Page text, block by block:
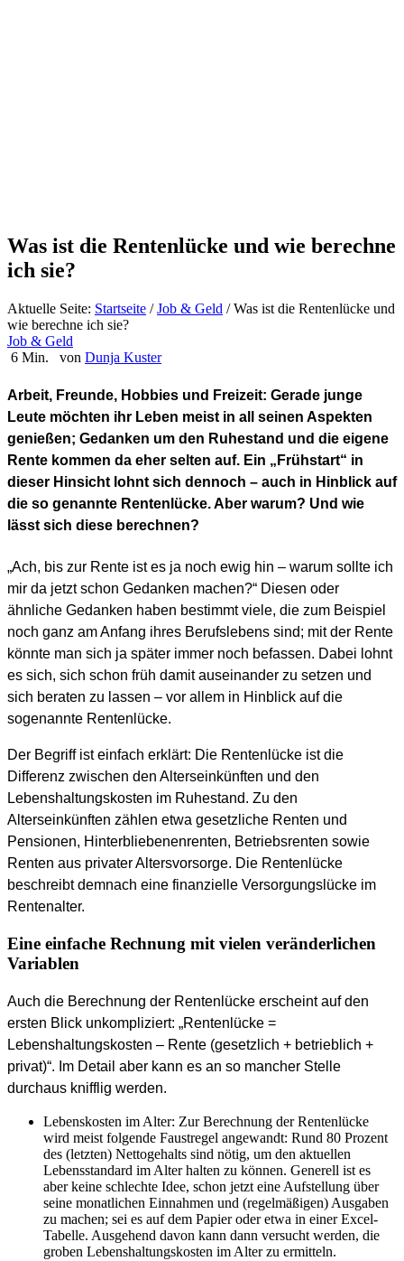
Was ist die Rentenlücke und wie berechne
ich sie?
Aktuelle Seite: Startseite / Job & Geld /Was ist die Rentenlücke und
wie berechne ich sie?
Job & Geld
6 Min.
von Dunja Kuster
Arbeit, Freunde, Hobbies und Freizeit: Gerade junge
Leute möchten ihr Leben meist in all seinen Aspekten
genießen; Gedanken um den Ruhestand und die eigene
Rente kommen da eher selten auf. Ein „Frühstart“ in
dieser Hinsicht lohnt sich dennoch – auch in Hinblick auf
die so genannte Rentenlücke. Aber warum? Und wie
lässt sich diese berechnen?
„Ach, bis zur Rente ist es ja noch ewig hin – warum sollte ich
mir da jetzt schon Gedanken machen?“ Diesen oder
ähnliche Gedanken haben bestimmt viele, die zum Beispiel
noch ganz am Anfang ihres Berufslebens sind; mit der Rente
könnte man sich ja später immer noch befassen. Dabei lohnt
es sich, sich schon früh damit auseinander zu setzen und
sich beraten zu lassen – vor allem in Hinblick auf die
sogenannte Rentenlücke.
Der Begriff ist einfach erklärt: Die Rentenlücke ist die
Differenz zwischen den Alterseinkünften und den
Lebenshaltungskosten im Ruhestand. Zu den
Alterseinkünften zählen etwa gesetzliche Renten und
Pensionen, Hinterbliebenenrenten, Betriebsrenten sowie
Renten aus privater Altersvorsorge. Die Rentenlücke
beschreibt demnach eine finanzielle Versorgungslücke im
Rentenalter.
Eine einfache Rechnung mit vielen veränderlichen
Variablen
Auch die Berechnung der Rentenlücke erscheint auf den
ersten Blick unkompliziert: „Rentenlücke =
Lebenshaltungskosten – Rente (gesetzlich + betrieblich +
privat)“. Im Detail aber kann es an so mancher Stelle
durchaus knifflig werden.
Lebenskosten im Alter: Zur Berechnung der Rentenlücke
wird meist folgende Faustregel angewandt: Rund 80 Prozent
des (letzten) Nettogehalts sind nötig, um den aktuellen
Lebensstandard im Alter halten zu können. Generell ist es
aber keine schlechte Idee, schon jetzt eine Aufstellung über
seine monatlichen Einnahmen und (regelmäßigen) Ausgaben
zu machen; sei es auf dem Papier oder etwa in einer Excel-
Tabelle. Ausgehend davon kann dann versucht werden, die
groben Lebenshaltungskosten im Alter zu ermitteln.